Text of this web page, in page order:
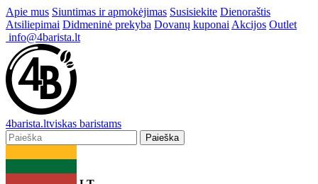
Apie mus Siuntimas ir apmokėjimas Susisiekite Dienoraštis
Atsiliepimai Didmeninė prekyba Dovanų kuponai Akcijos Outlet
info@4barista.lt
4barista.ltviskas baristams
Paieška